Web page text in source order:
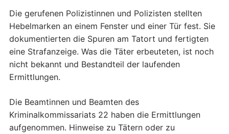
Die gerufenen Polizistinnen und Polizisten stellten
Hebelmarken an einem Fenster und einer Tür fest. Sie
dokumentierten die Spuren am Tatort und fertigten
eine Strafanzeige. Was die Täter erbeuteten, ist noch
nicht bekannt und Bestandteil der laufenden
Ermittlungen.
Die Beamtinnen und Beamten des
Kriminalkommissariats 22 haben die Ermittlungen
aufgenommen. Hinweise zu Tätern oder zu